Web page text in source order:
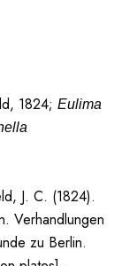
1824; Eulima
J. C. (1824).
Verhandlungen
zu Berlin.